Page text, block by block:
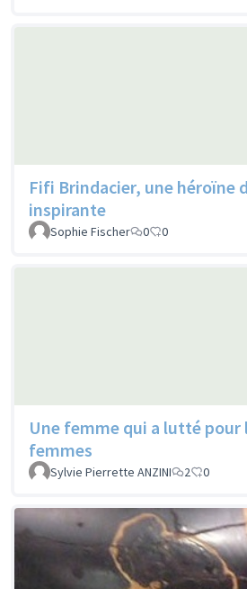
Fifi Brindacier, une héroïne
inspirante
Sophie Fischer 0 0
Une femme qui a lutté pour
femmes
Sylvie Pierrette ANZINI 2 0